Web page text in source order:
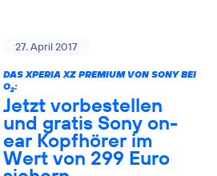
27. April 2017
DAS XPERIA XZ PREMIUM VON SONY BEI
O2:
Jetzt vorbestellen
und gratis Sony on-
ear Kopfhörer im
Wert von 299 Euro